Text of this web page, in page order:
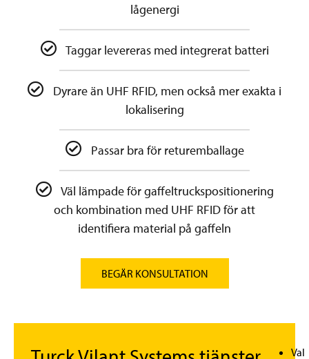
lågenergi
Taggar levereras med integrerat batteri
Dyrare än UHF RFID, men också mer exakta i
lokalisering
Passar bra för returemballage
Väl lämpade för gaffeltruckspositionering
och kombination med UHF RFID för att
identifiera material på gaffeln
BEGÄR KONSULTATION
Val